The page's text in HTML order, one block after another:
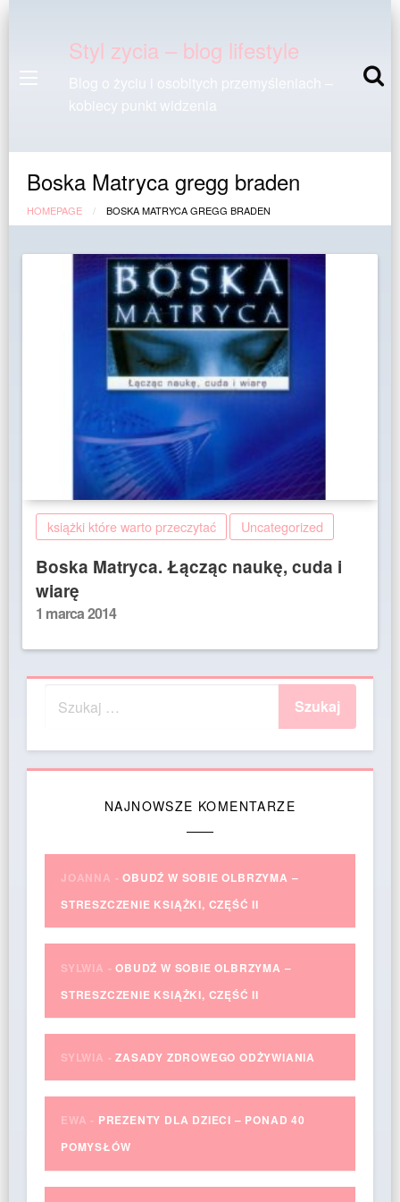
Styl zycia – blog lifestyle
kobiecy punkt widzenia
Boska Matryca gregg braden
HOMEPAGE BOSKA MATRYCA GREGG BRADEN
książki które warto przeczytać Uncategorized
Boska Matryca. Łącząc naukę, cuda i
wiarę
Posted
1 marca 2014
NAJNOWSZE KOMENTARZE
JOANNA -OBUDŹ W SOBIE OLBRZYMA –
STRESZCZENIE KSIĄŻKI, CZĘŚĆ II
SYLWIA -OBUDŹ W SOBIE OLBRZYMA –
STRESZCZENIE KSIĄŻKI, CZĘŚĆ II
SYLWIA -ZASADY ZDROWEGO ODŻYWIANIA
EWA - PREZENTY DLA DZIECI – PONAD 40
POMYSŁÓW